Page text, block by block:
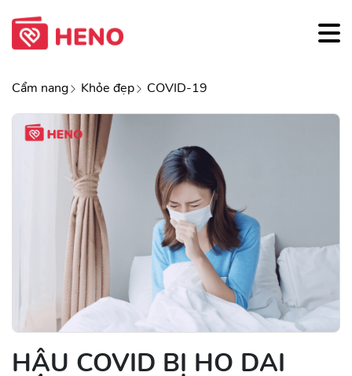
Cẩm nang Khỏe đẹp COVID-19
HẬU COVID BỊ HO DAI